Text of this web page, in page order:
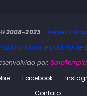
2008-2023- Redecol
Goiás e Entorno de
por:
Facebook
Contato